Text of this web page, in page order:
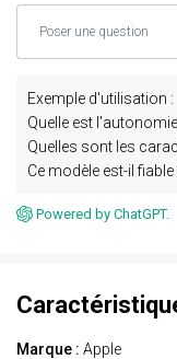
Exemple d'utilisation :
Quelle est
Quelles sont les
Ce modèle est-il fiable
Powered by ChatGPT.
Marque : Apple